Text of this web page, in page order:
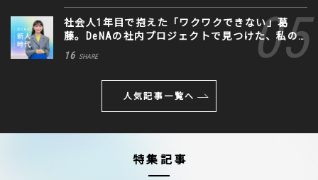
社会人1年目で抱えた「ワクワクできない」葛
藤。DeNAの社内プロジェクトで見つけた、私の
生きる道
16 SHARE
人気記事一覧へ
特集記事